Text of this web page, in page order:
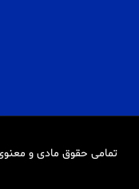
تمامی حقوق مادی و